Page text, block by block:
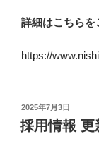
詳細はこちらを
https://
投
稿
日:
2025年7月3日
採用情報 更